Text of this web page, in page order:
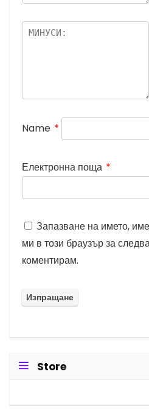
Name *
Електронна поща *
Запазване на името,
ми в този браузър за
коментирам.
Store